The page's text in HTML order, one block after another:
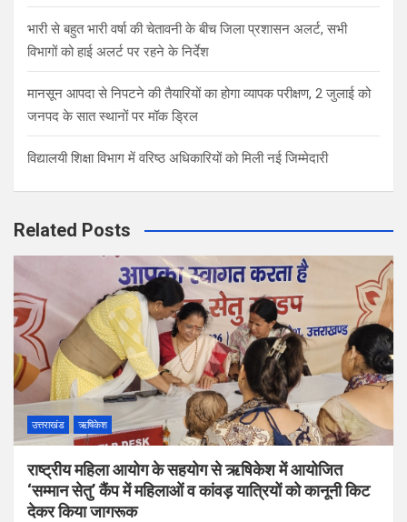
भारी से बहुत भारी वर्षा की चेतावनी के बीच जिला प्रशासन अलर्ट, सभी
विभागों को हाई अलर्ट पर रहने के निर्देश
मानसून आपदा से निपटने की तैयारियों का होगा व्यापक परीक्षण, 2 जुलाई को
जनपद के सात स्थानों पर मॉक ड्रिल
विद्यालयी शिक्षा विभाग में वरिष्ठ अधिकारियों को मिली नई जिम्मेदारी
Related Posts
उत्तराखंड ऋषिकेश
राष्ट्रीय महिला आयोग के सहयोग से ऋषिकेश में आयोजित
‘सम्मान सेतु’ कैंप में महिलाओं व कांवड़ यात्रियों को कानूनी किट
देकर किया जागरूक